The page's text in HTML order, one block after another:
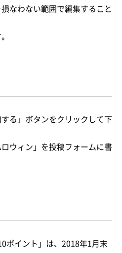
なわない範囲で編集すること
る」ボタンをクリックして下
ウィン」を投稿フォームに書
ポイント」は、2018年1月末